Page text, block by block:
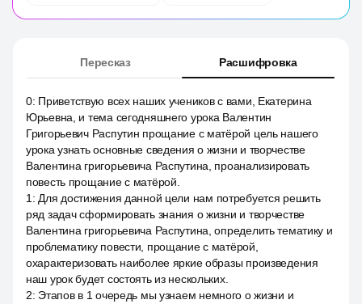
Пересказ Расшифровка
0: Приветствую всех наших учеников с вами, Екатерина
Юрьевна, и тема сегодняшнего урока Валентин
Григорьевич Распутин прощание с матёрой цель нашего
урока узнать основные сведения о жизни и творчестве
Валентина григорьевича Распутина, проанализировать
повесть прощание с матёрой.
1 : Для достижения данной цели нам потребуется решить
ряд задач сформировать знания о жизни и творчестве
Валентина григорьевича Распутина, определить тематику и
проблематику повести, прощание с матёрой,
охарактеризовать наиболее яркие образы произведения
наш урок будет состоять из нескольких.
2: Этапов в 1 очередь мы узнаем немного о жизни и